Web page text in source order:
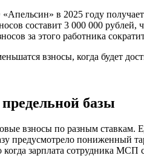
в 2025 году
составит 3 000 000
за этого работника
взносы, когда будет
базы
взносы по разным ставкам.
предусмотрело
зарплата сотрудника